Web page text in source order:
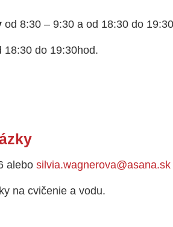
od 8:30 – 9:30 a od 18:30 do
18:30 do 19:30hod.
alebosilvia.wagnerova@asana.sk
na cvičenie a vodu.